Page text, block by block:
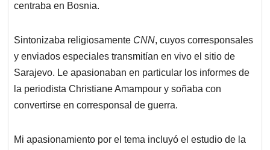
centraba en Bosnia.
Sintonizaba religiosamente CNN, cuyos corresponsales
y enviados especiales transmitían en vivo el sitio de
Sarajevo. Le apasionaban en particular los informes de
la periodista Christiane Amampour y soñaba con
convertirse en corresponsal de guerra.
Mi apasionamiento por el tema incluyó el estudio de la